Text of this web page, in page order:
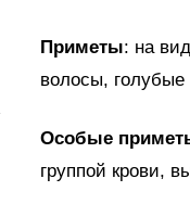
Приметы: на
волосы, голубые
Особые
группой крови,